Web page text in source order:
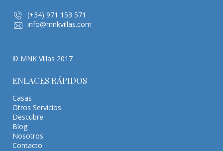
(+34) 971 153 571
info@mnkvillas.com
© MNK Villas 2017
ENLACES RÁPIDOS
Casas
Otros Servicios
Descubre
Blog
Nosotros
Contacto